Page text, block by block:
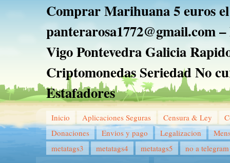
Comprar Marihuana 5 euros
panterarosa1772@gmail.com
Vigo Pontevedra Galicia
Criptomonedas Seriedad No
Estafadores
Inicio Aplicaciones Seguras Censura & Ley
Donaciones
Envios y pago Legalizacion
metatags3
metatags4 metatags5 no a telegram